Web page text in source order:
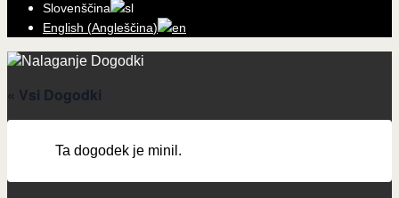
Slovenščina
English (Angleščina)
« Vsi Dogodki
Ta dogodek je minil.